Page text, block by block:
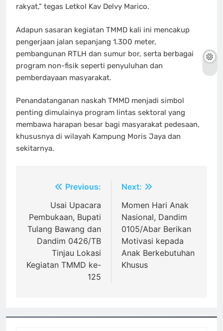
rakyat,” tegas Letkol Kav Delvy Marico.
Adapun sasaran kegiatan TMMD kali ini mencakup
pengerjaan jalan sepanjang 1.300 meter,
pembangunan RTLH dan sumur bor, serta berbagai
program non-fisik seperti penyuluhan dan
pemberdayaan masyarakat.
Penandatanganan naskah TMMD menjadi simbol
penting dimulainya program lintas sektoral yang
membawa harapan besar bagi masyarakat pedesaan,
khususnya di wilayah Kampung Moris Jaya dan
sekitarnya.
NavigasiPrevious:
Usai Upacara
Pembukaan, Bupati
Tulang Bawang dan
Dandim 0426/TB
Tinjau Lokasi
Kegiatan TMMD ke-
125
Next:
Momen Hari Anak
Nasional, Dandim
0105/Abar Berikan
Motivasi kepada
Anak Berkebutuhan
Khusus